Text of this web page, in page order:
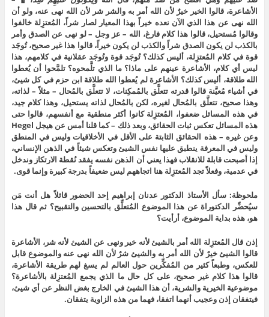
الأشاعرة، قالوا الخير خيرٌ لأن الله أمر به والشر شر لأن الله نهى عنه، ولو أن
الله نهى عن هذا الذي الآن نعده خيراً بهذا المعيار لصار شراً، المُعتزِلة خالفوا
وقالوا مُستحيل، قالوا هذا كلام فارغ، الله – عز وجل – لو نهى عن الصدق وأمر
بالكذب لن يكون الصدق شراً والكذب لن يكون خيراً، قالوا هذا غير صحيح، تُوجَد
قوة في كلام المُعتزِلة، أليس كذلك؟ تُوجَد قوة وتُوجَد عقلانية في كلامهم، هذا
ليس أي كلام، الأشاعرة عينهم على ماذا؟ ما الذي تلَّمحوه؟ تلمَّحوا أن يُعطوا
الله طلاقة، أليس كذلك؟ الأشاعرة لم يُعطوا الله طلاقة ابن حزم في كل شيئ،
في أشياء مُعيَّنة قالوا قدرته تتعلَّق بالمُمكِنات، لا تتعلَّق بالمُحال – مثلاً – لذاته،
وهذا صحيح، تتعلَّق بالمُحال لغيره، لكن بالمُحال لذاته يستحيل، وهذا كلام جيد،
في هذه المسائل ضعفوا، المُعتزِلة كانوا أكثر منطقية مع أنفسهم، قالوا حتى
هذه المسائل تعكس ثبات الحقائق، وبعد ذلك – كما قلنا أمس عن هيجل Hegel
وعن غيره – هذه الحقائق الثابتة على الأقل في الأخلاقيات وليس في المنطق
وليس في المعرفة ينطبق عليها نفس الشيئ وتعكس شيئاً في الذهن الإنساني،
إذا أصبحت قابلة للانقلاب فهذا يعني أن الذهن نفسه يفقد نُقطة الارتكاز وندخل
في عدمية، وفعلاً تجد المُعتزِلة هنا اتجاههم ليس ضعيفاً بدرجة كبيرة وإنما قوى.
ملحوظة: سأل الأستاذ الدكتور عدنان إبراهيم إحد الحضور قائلاً هل أنت مَن
سيُحضِّر الدكتوراة عن هذا الموضوع المُتعلِّق بالتحسين والتقبيح؟ ثم قال هذا
هو، هذه بداية الموضوع، أرأيت؟
إذن قال المُعتزِلة الله أمر بالشيئ لأنه خير ونهى عن الشيئ لأنه شر، الأشاعرة
قالوا الشيئ خيرٌ لأن الله أمر به والشيئ شرٌ لأن الله نهى عنه والموضوع قابل
للعكس، وطبعاً كثير من المُفكِّرين حول العالم لم يسغ لهم طريقة الأشاعرة،
قالوا هذا كلام غير صحيح، على كل حال ما الذي يجمع المُعتزِلة بالأشاعرة؟
موضوعية الخيرية والشرية، أن هذا الشيئ في الخارج بغض النظر عن أي شيئ،
فيتفقان إذن وعجيب أنهما اتفقا، فهما من هذه الزاوية يتفقان.